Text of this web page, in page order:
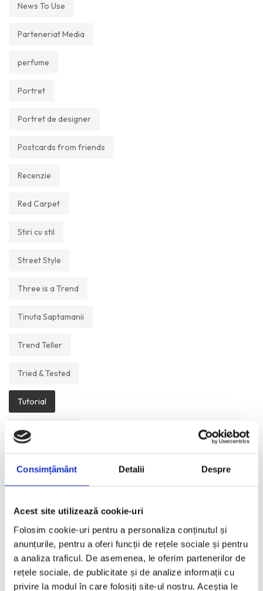
Consimțământ Detalii Despre
Acest site utilizează cookie-uri
Folosim cookie-uri pentru a personaliza conținutul și
anunțurile, pentru a oferi funcții de rețele sociale și pentru
a analiza traficul. De asemenea, le oferim partenerilor de
rețele sociale, de publicitate și de analize informații cu
privire la modul în care folosiți site-ul nostru. Aceștia le
News To Use
Parteneriat Media
perfume
Portret
Portret de designer
Postcards from friends
Recenzie
Red Carpet
Stiri cu stil
Street Style
Three is a Trend
Tinuta Saptamanii
Trend Teller
Tried & Tested
Tutorial
Un Muzeu Pe Zi
Visual Postcards
We like
ANI: